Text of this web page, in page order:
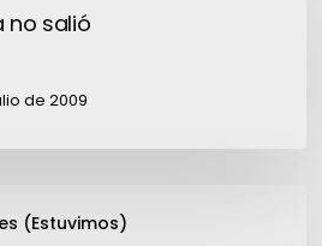
no salió
de 2009
(Estuvimos)